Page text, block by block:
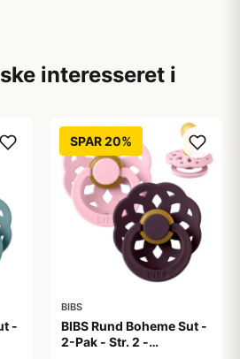
interesseret i
-
SPAR 20%
BIBS
BIBS Rund Boheme Sut -
2-Pak - Str. 2 -